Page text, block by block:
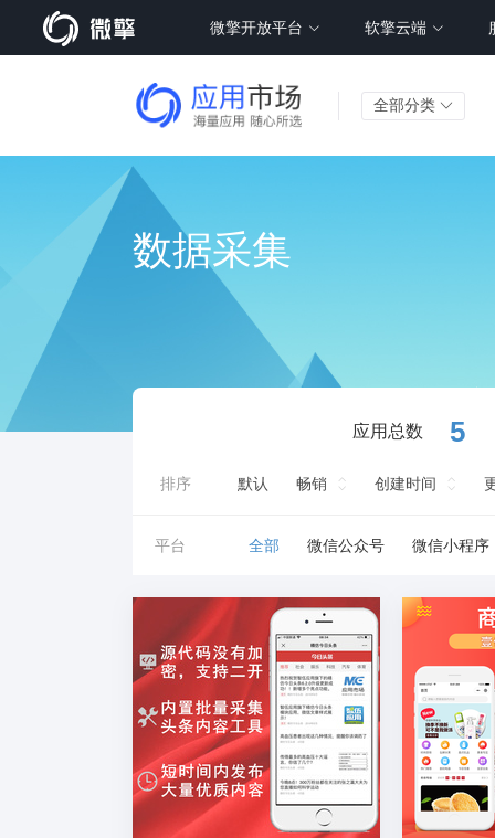
微擎开放平台 软擎云端
全部分类
数据采集
应用总数 5
排序 默认 畅销 创建时间
平台 全部 微信公众号 微信小程序